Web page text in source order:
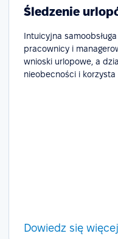
Śledzenie
Intuicyjna
pracownicy i
wnioski urlopowe, a
nieobecności i
Dowiedz się więcej